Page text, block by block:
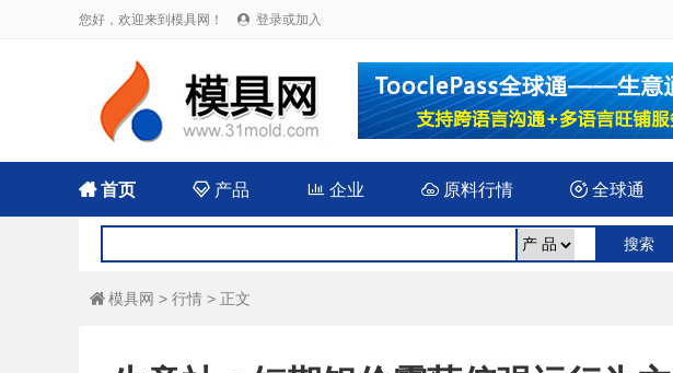
您好，欢迎来到模具网！  登录或加入
首页  产品 企业 原料行情  全球通
 模具网 > 行情 > 正文